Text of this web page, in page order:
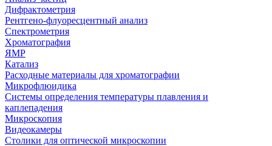
Дифрактометрия
Рентгено-флуоресцентный анализ
Спектрометрия
Хроматография
ЯМР
Катализ
Расходные материалы для хроматографии
Микрофлюидика
Системы определения температуры плавления и
каплепадения
Микроскопия
Видеокамеры
Столики для оптической микроскопии